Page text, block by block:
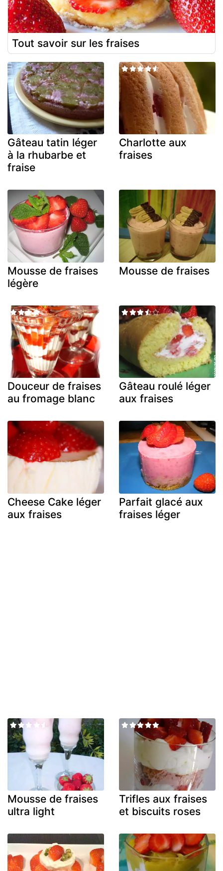
Tout savoir sur les fraises
Gâteau tatin léger
à la rhubarbe et
fraise
Charlotte aux
fraises
Mousse de fraises
légère
Mousse de fraises
Douceur de fraises
au fromage blanc
Gâteau roulé léger
aux fraises
Cheese Cake léger
aux fraises
Parfait glacé aux
fraises léger
Mousse de fraises
ultra light
Trifles aux fraises
et biscuits roses